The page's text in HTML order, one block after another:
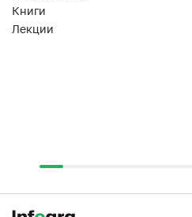
Книги
Лекции